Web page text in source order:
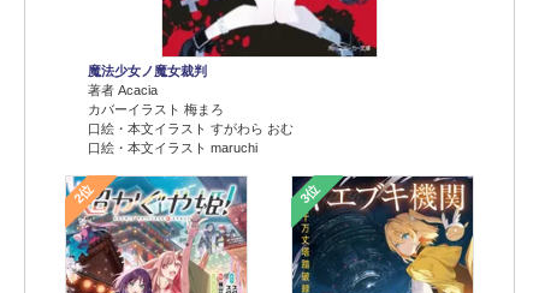
魔法少女ノ魔女裁判
著者 Acacia
カバーイラスト 梅まろ
口絵・本文イラスト すがわら おむ
口絵・本文イラスト maruchi
2位 3位